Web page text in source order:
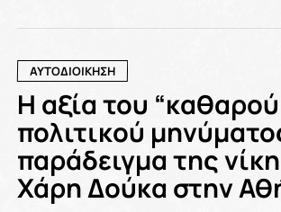
ΑΥΤΟΔΙΟΙΚΗΣΗ
Η αξία του
πολιτικού
παράδειγμα της
Χάρη Δούκα στην